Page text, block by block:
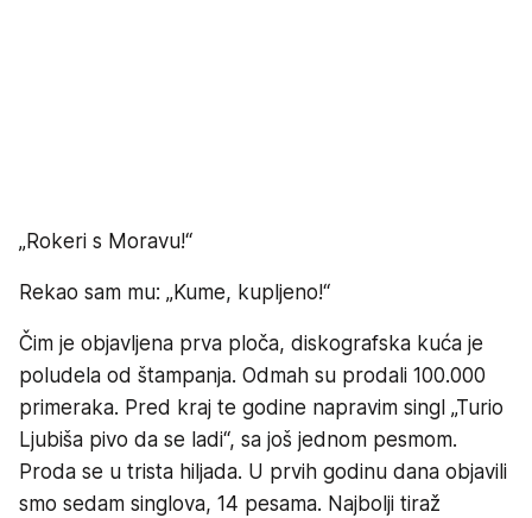
„Rokeri s Moravu!“
Rekao sam mu: „Kume, kupljeno!“
Čim je objavljena prva ploča, diskografska kuća je
poludela od štampanja. Odmah su prodali 100.000
primeraka. Pred kraj te godine napravim singl „Turio
Ljubiša pivo da se ladi“, sa još jednom pesmom.
Proda se u trista hiljada. U prvih godinu dana objavili
smo sedam singlova, 14 pesama. Najbolji tiraž